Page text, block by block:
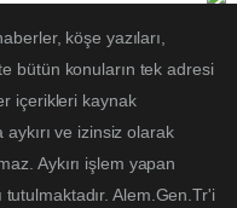
köşe yazıları,
bütün konuların tek adresi
içerikleri kaynak
ve izinsiz olarak
Aykırı işlem yapan
Alem.Gen.Tr'i